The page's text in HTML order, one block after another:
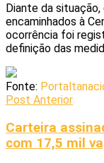
Diante da
encaminhados à
ocorrência foi
definição das
Fonte:
Post Anterior
Carteira
com 17,5 mil